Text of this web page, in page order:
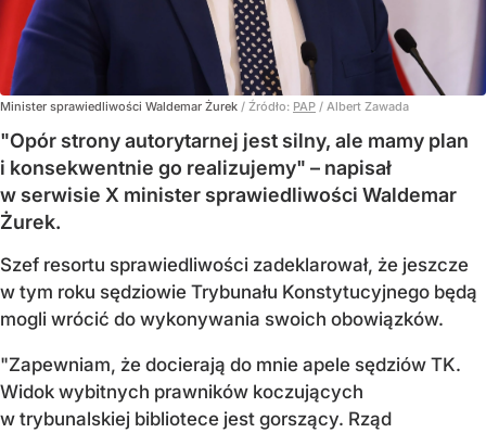
Minister sprawiedliwości Waldemar Żurek / Źródło: PAP / Albert Zawada
"Opór strony autorytarnej jest silny, ale mamy plan
i konsekwentnie go realizujemy" – napisał
w serwisie X minister sprawiedliwości Waldemar
Żurek.
Szef resortu sprawiedliwości zadeklarował, że jeszcze
w tym roku sędziowie Trybunału Konstytucyjnego będą
mogli wrócić do wykonywania swoich obowiązków.
"Zapewniam, że docierają do mnie apele sędziów TK.
Widok wybitnych prawników koczujących
w trybunalskiej bibliotece jest gorszący. Rząd